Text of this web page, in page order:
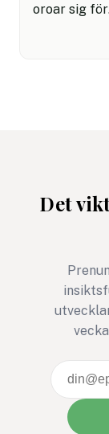
oroar sig för
innebär
fem bästa
säkrare
Det